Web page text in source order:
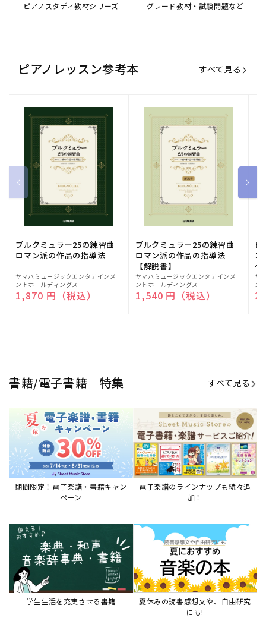
ピアノスタディ教材シリーズ グレード教材・試験問題など
ピアノレッスン参考本 すべて見る
ブルクミュラー25の練習曲
ロマン派の作品の指導法
販
売
元:
ヤマハミュージックエンタテインメ
ントホールディングス
通常価格
1,870 円（税込）
ブルクミュラー25の練習曲
ロマン派の作品の指導法
【解説書】
販
売
元:
ヤマハミュージックエンタテインメ
ントホールディングス
通常価格
1,540 円（税込）
ピ
ス
～
販
売
元:
ヤ
ン
書籍/電子書籍 特集 すべて見る
期間限定！電子楽譜・書籍キャン
ペーン
電子楽譜のラインナップも続々追
加！
学生生活を充実させる書籍
夏休みの読書感想文や、自由研究
にも!